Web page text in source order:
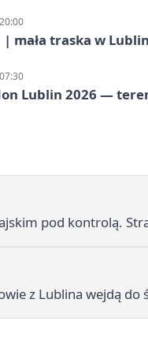
| mała traska w
Lublin 2026 —
pod kontrolą.
z Lublina wejdą